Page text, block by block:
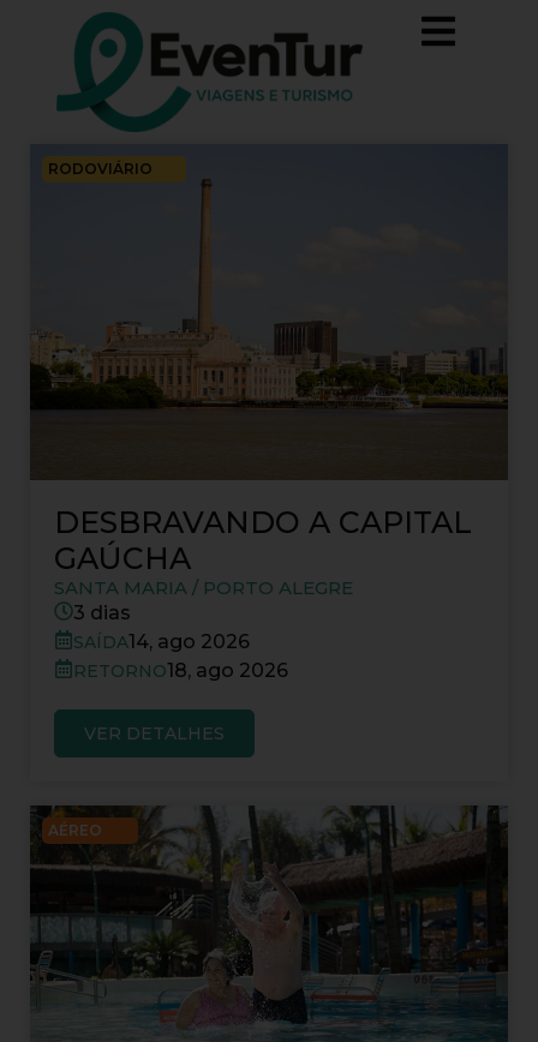
RODOVIÁRIO
DESBRAVANDO A CAPITAL
GAÚCHA
SANTA MARIA / PORTO ALEGRE
3 dias
SAÍDA14, ago 2026
RETORNO18, ago 2026
VER DETALHES
AÉREO